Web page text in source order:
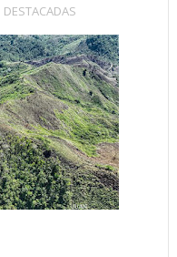
DESTACADAS